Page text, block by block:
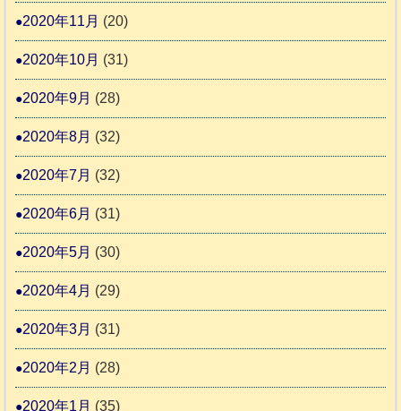
2020年11月 (20)
2020年10月 (31)
2020年9月 (28)
2020年8月 (32)
2020年7月 (32)
2020年6月 (31)
2020年5月 (30)
2020年4月 (29)
2020年3月 (31)
2020年2月 (28)
2020年1月 (35)